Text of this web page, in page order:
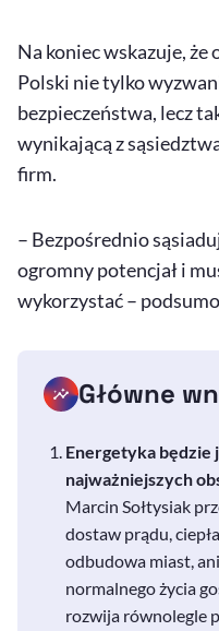
Na koniec wskazuje,
Polski nie tylko
bezpieczeństwa, lecz
wynikającą z
firm.
– Bezpośrednio
ogromny potencjał i
wykorzystać –
Główne
Energetyka będzie
najważniejszych
Marcin Sołtysiak
dostaw prądu,
odbudowa miast,
normalnego życia
rozwija równolegle